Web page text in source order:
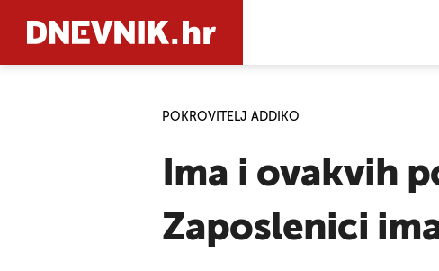
POKROVITELJ ADDIKO
Ima i ovakvih
Zaposlenici